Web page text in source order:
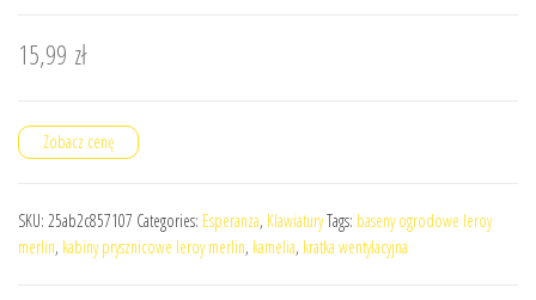
15,99 zł
Zobacz cenę
SKU: 25ab2c857107 Categories: Esperanza, KlawiaturyTags: baseny ogrodowe leroy
merlin, kabiny prysznicowe leroy merlin, kamelia, kratka wentylacyjna